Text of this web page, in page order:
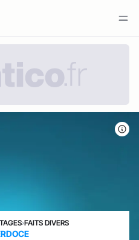
›FAITS DIVERS